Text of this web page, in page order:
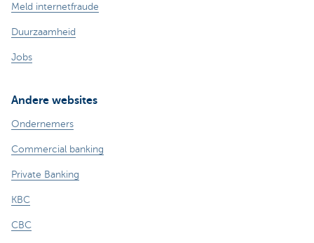
Meld internetfraude
Duurzaamheid
Jobs
Andere websites
Ondernemers
Commercial banking
Private Banking
KBC
CBC